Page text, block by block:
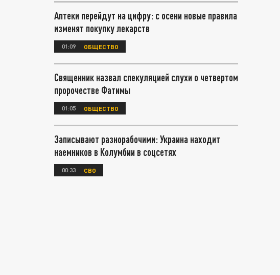
Аптеки перейдут на цифру: с осени новые правила
изменят покупку лекарств
01:09 ОБЩЕСТВО
Священник назвал спекуляцией слухи о четвертом
пророчестве Фатимы
01:05 ОБЩЕСТВО
Записывают разнорабочими: Украина находит
наемников в Колумбии в соцсетях
00:33 СВО